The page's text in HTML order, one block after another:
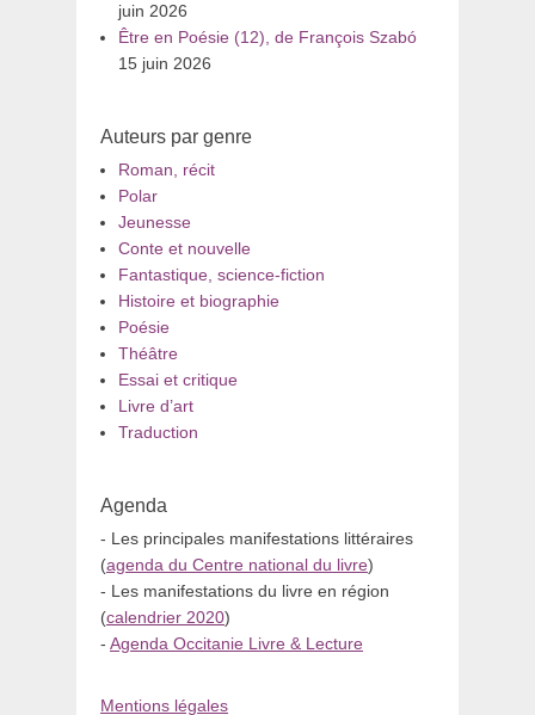
juin 2026
Être en Poésie (12), de François Szabó
15 juin 2026
Auteurs par genre
Roman, récit
Polar
Jeunesse
Conte et nouvelle
Fantastique, science-fiction
Histoire et biographie
Poésie
Théâtre
Essai et critique
Livre d’art
Traduction
Agenda
- Les principales manifestations littéraires
(agenda du Centre national du livre)
- Les manifestations du livre en région
(calendrier 2020)
- Agenda Occitanie Livre & Lecture
Mentions légales